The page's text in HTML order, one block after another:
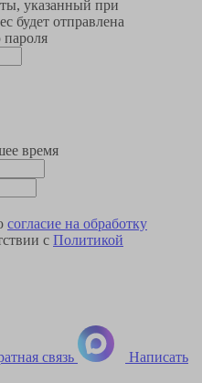
указанный при
будет отправлена
время
согласие на обработку
с Политикой
связь Написать